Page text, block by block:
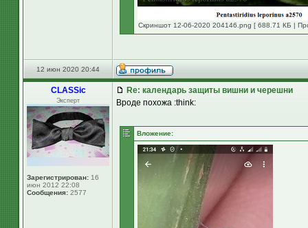
Скриншот 12-06-2020 204146.png [ 688.71 КБ |
12 июн 2020 20:44
CLASSic
Эксперт
Зарегистрирован: 16
июн 2012 22:08
Сообщения: 2577
Re: календарь защиты вишни и черешни
Вроде похожа :think:
Вложение: